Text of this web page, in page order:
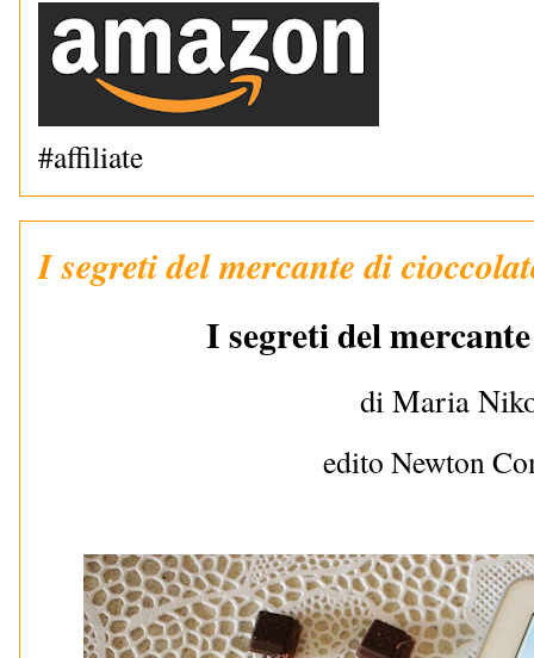
#affiliate
I segreti del mercante di
I segreti del
di Maria
edito Newton